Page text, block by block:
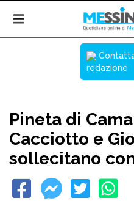
redazione
Pineta di
Cacciotto e
sollecitano